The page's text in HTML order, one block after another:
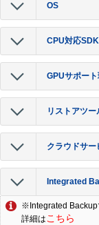
OS
CPU対応SDK
GPUサポー
リストアツー
クラウドサー
Integrated
※Integrated Backup
詳細はこちら